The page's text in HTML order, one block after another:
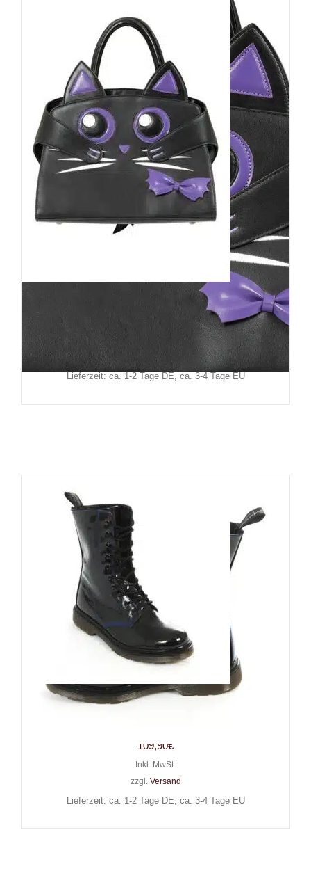
Banned Tasche Mystic Cat
Inkl. MwSt.
zzgl.
Lieferzeit: ca. 1-2 Tage DE, ca. 3-4 Tage EU
Boots & Braces 10-Loch
109,90€
Inkl. MwSt.
zzgl. Versand
Lieferzeit: ca. 1-2 Tage DE, ca. 3-4 Tage EU